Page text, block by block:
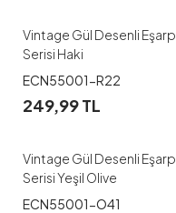
Vintage Gül Desenli Eşarp
Serisi Haki
ECN55001-R22
249,99TL
Vintage Gül Desenli Eşarp
Serisi Yeşil Olive
ECN55001-O41